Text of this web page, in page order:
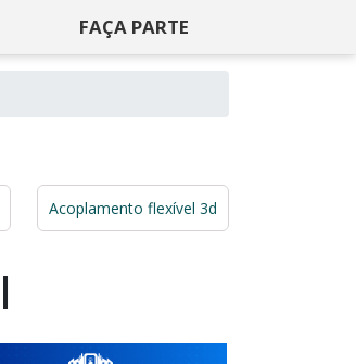
FAÇA PARTE
Acoplamento flexível 3d